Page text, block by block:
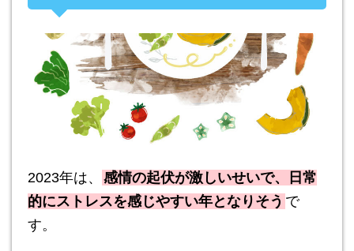
2023年は、 感情の起伏が激しいせいで、日常
的にストレスを感じやすい年となりそう で
す。